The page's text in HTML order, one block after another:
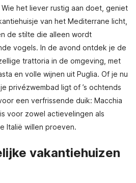
het liever rustig aan doet, geniet
van het Mediterrane licht,
de stilte die alleen wordt
vogels. In de avond ontdek je de
trattoria in de omgeving, met
en volle wijnen uit Puglia. Of je nu
privézwembad ligt of ’s ochtends
een verfrissende duik: Macchia
voor zowel actievelingen als
Italië willen proeven.
vakantiehuizen